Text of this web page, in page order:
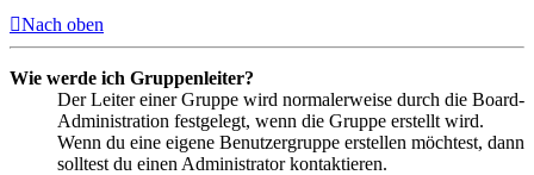
Nach oben
Wie werde ich Gruppenleiter?
Der Leiter einer Gruppe wird normalerweise durch die Board-
Administration festgelegt, wenn die Gruppe erstellt wird.
Wenn du eine eigene Benutzergruppe erstellen möchtest, dann
solltest du einen Administrator kontaktieren.